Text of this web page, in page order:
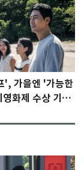
', 가을엔 '가능한
화제 수상 기대